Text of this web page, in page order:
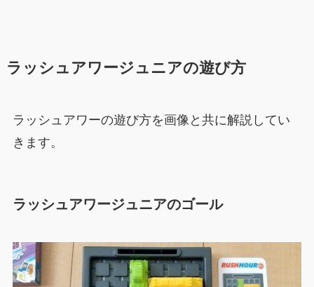
ラッシュアワージュニアの遊び方
ラッシュアワーの遊び方を画像と共に解説してい
きます。
ラッシュアワージュニアのゴール